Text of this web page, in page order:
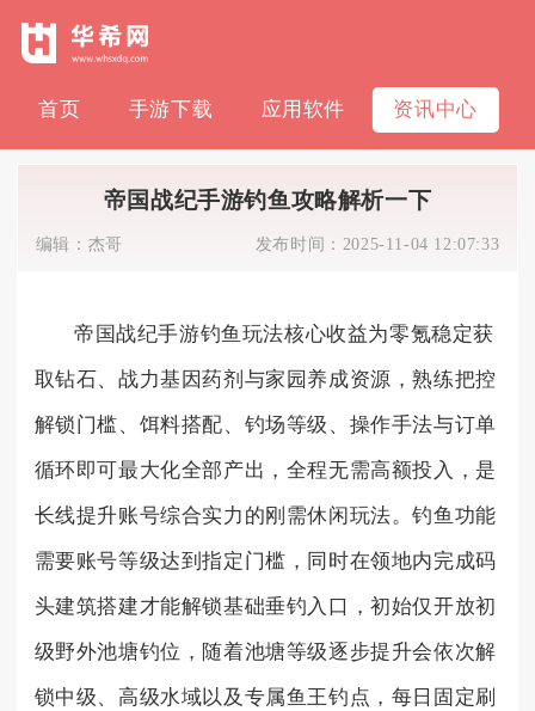
首页 手游下载 应用软件 资讯中心
帝国战纪手游钓鱼攻略解析一下
编辑： 杰哥 发布时间： 2025-11-04 12:07:33
帝国战纪手游钓鱼玩法核心收益为零氪稳定获
取钻石、战力基因药剂与家园养成资源，熟练把控
解锁门槛、饵料搭配、钓场等级、操作手法与订单
循环即可最大化全部产出，全程无需高额投入，是
长线提升账号综合实力的刚需休闲玩法。钓鱼功能
需要账号等级达到指定门槛，同时在领地内完成码
头建筑搭建才能解锁基础垂钓入口，初始仅开放初
级野外池塘钓位，随着池塘等级逐步提升会依次解
锁中级、高级水域以及专属鱼王钓点，每日固定刷